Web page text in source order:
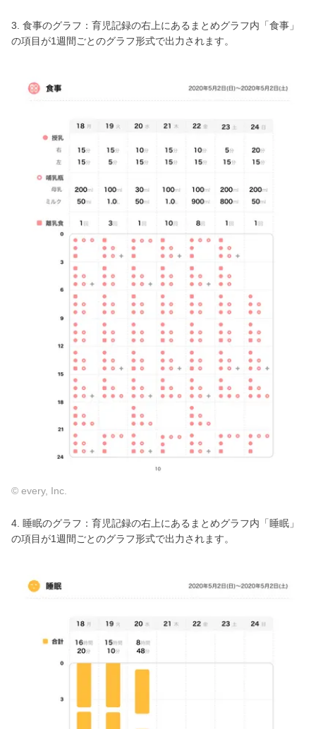
3. 食事のグラフ：育児記録の右上にあるまとめグラフ内「食事」
の項目が1週間ごとのグラフ形式で出力されます。
© every, Inc.
4. 睡眠のグラフ：育児記録の右上にあるまとめグラフ内「睡眠」
の項目が1週間ごとのグラフ形式で出力されます。